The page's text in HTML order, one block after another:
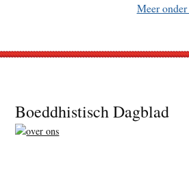
Meer
Footer
Boeddhistisch Dagblad